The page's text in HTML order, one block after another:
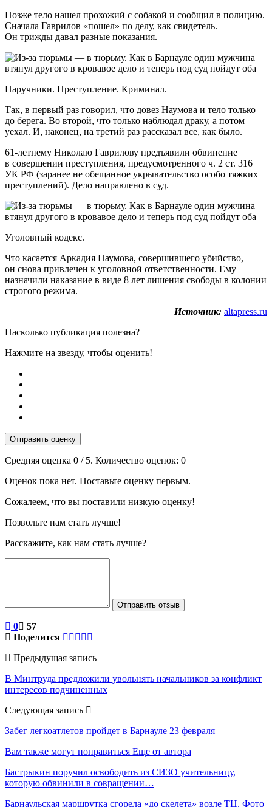
Позже тело нашел прохожий с собакой и сообщил в полицию.
Сначала Гаврилов «пошел» по делу, как свидетель.
Он трижды давал разные показания.
Наручники. Преступление. Криминал.
Так, в первый раз говорил, что довез Наумова и тело только
до берега. Во второй, что только наблюдал драку, а потом
уехал. И, наконец, на третий раз рассказал все, как было.
61-летнему Николаю Гаврилову предъявили обвинение
в совершении преступления, предусмотренного ч. 2 ст. 316
УК РФ (заранее не обещанное укрывательство особо тяжких
преступлений). Дело направлено в суд.
Уголовный кодекс.
Что касается Аркадия Наумова, совершившего убийство,
он снова привлечен к уголовной ответственности. Ему
назначили наказание в виде 8 лет лишения свободы в колонии
строгого режима.
Источник: altapress.ru
Насколько публикация полезна?
Нажмите на звезду, чтобы оценить!
Отправить оценку
Средняя оценка 0 / 5. Количество оценок: 0
Оценок пока нет. Поставьте оценку первым.
Сожалеем, что вы поставили низкую оценку!
Позвольте нам стать лучше!
Расскажите, как нам стать лучше?
Отправить отзыв
0
57
Поделится
Предыдущая запись
В Минтруда предложили увольнять начальников за конфликт
интересов подчиненных
Следующая запись
Забег легкоатлетов пройдет в Барнауле 23 февраля
Вам также могут понравиться Еще от автора
Бастрыкин поручил освободить из СИЗО учительницу,
которую обвинили в совращении…
Барнаульская маршрутка сгорела «до скелета» возле ТЦ. Фото